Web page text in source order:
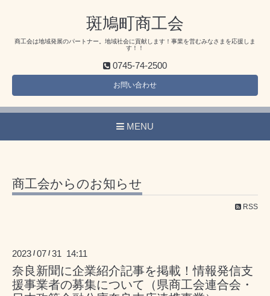
斑鳩町商工会
商工会は地域発展のパートナー。地域社会に貢献します！事業を営むみなさまを応援しま
す！！
0745-74-2500
お問い合わせ
MENU
商工会からのお知らせ
RSS
2023 /07 /31 14:11
奈良新聞に企業紹介記事を掲載！情報発信支
援事業者の募集について（県商工会連合会・